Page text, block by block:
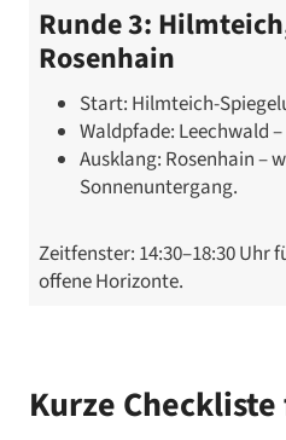
Runde 3:
Rosenhain
Start: Hilmteich-
Waldpfade: Leechwald
Ausklang: Rosenhain –
Sonnenuntergang.
Zeitfenster: 14:30–18:30 Uhr
offene Horizonte.
Kurze